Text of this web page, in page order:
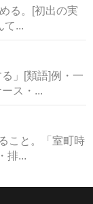
る。[初出の実
て...
」[類語]例・一
ス・...
こと。「室町時
排...